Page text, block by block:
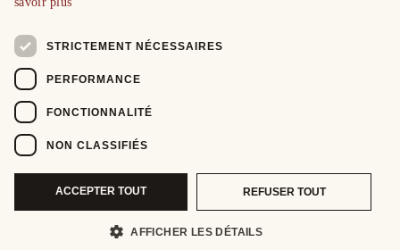
STRICTEMENT NÉCESSAIRES
PERFORMANCE
FONCTIONNALITÉ
NON CLASSIFIÉS
ACCEPTER TOUT REFUSER TOUT
AFFICHER LES DÉTAILS